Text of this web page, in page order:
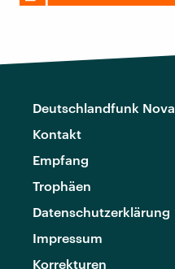
Deutschlandfunk Nova
Kontakt
Empfang
Trophäen
Datenschutzerklärung
Impressum
Korrekturen